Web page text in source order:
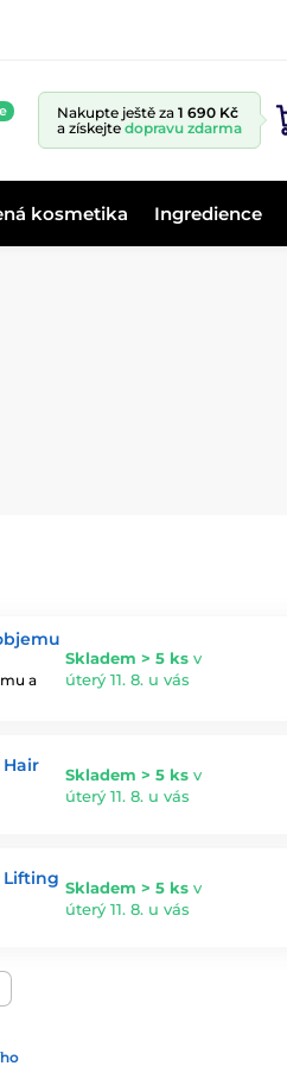
Nakupte ještě za 1 690 Kč
a získejte dopravu zdarma
kosmetika Ingredience
a
Skladem > 5 ks v
úterý 11. 8. u vás
Hair Skladem > 5 ks v
úterý 11. 8. u vás
Lifting Skladem > 5 ks v
úterý 11. 8. u vás